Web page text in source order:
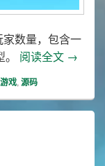
数量，包含一
阅读全文 →
游戏, 源码